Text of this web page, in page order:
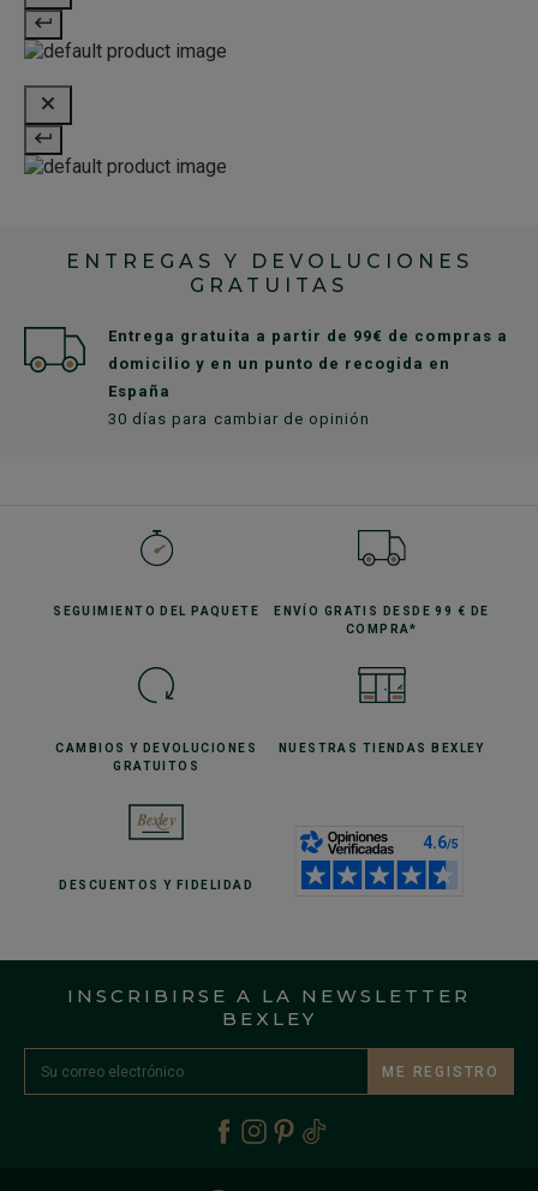
ENTREGAS Y DEVOLUCIONES
GRATUITAS
Entrega gratuita a partir de 99€ de compras a
domicilio y en un punto de recogida en
España
30 días para cambiar de opinión
SEGUIMIENTO DEL PAQUETE ENVÍO GRATIS
DESDE 99 € DE
COMPRA*
CAMBIOS Y DEVOLUCIONES
GRATUITOS
NUESTRAS TIENDAS BEXLEY
DESCUENTOS Y FIDELIDAD
INSCRIBIRSE A LA NEWSLETTER
BEXLEY
ME REGISTRO